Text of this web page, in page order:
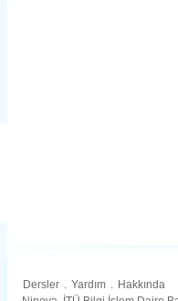
Dersler . Yardım . Hakkında